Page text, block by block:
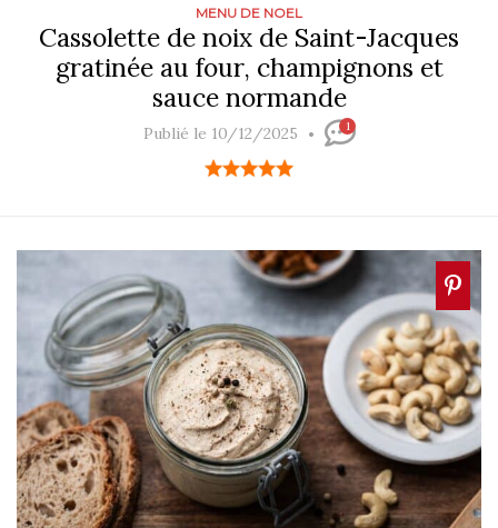
MENU DE NOEL
Cassolette de noix de Saint-Jacques
gratinée au four, champignons et
sauce normande
Publié le 10/12/2025 1